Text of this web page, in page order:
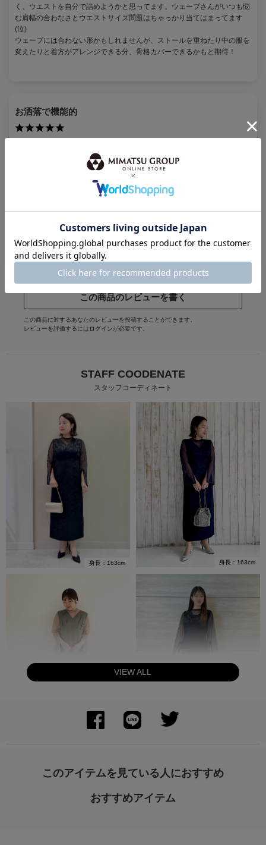
く、ウエストを自分で詰めようかと思ってます。ウェーブさんがいつも悩
む肩幅の合わなさとウエストサイズ問題はちゃっかり当てはまってます
(泣)
ウェーブには合わない形かもしれませんが、ストールを重ねたり中の服を
変えたりと着方がアレンジできる分、骨格カバーできるかもと期待！
お洒落で機能的
ジャカード生地は値段相応で、高級感まではありませんが悪目立ちしない
Iラインなのでスッキリ見え手持ちのジャケットを合わせても膨張せず良
普段と同じサイズを選びましたが背中がゴムのためかややゆとりがありま
す。ポケットがあるのがありがたいです。
この商品のレビューを書く
この商品に対するあなたのレビューを投稿することができます。
レビューを評価するには ログインが必要です。
STAFF COODENATE
スタッフコーディネート
身長：163cm 身長：163cm
VIEW ALL
このアイテムを見ている人におすすめ
おすすめアイテム